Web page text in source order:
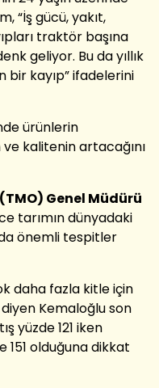
“İş gücü, yakıt,
traktör başına
geliyor. Bu da yıllık
bir kayıp” ifadelerini
ürünlerin
kalitenin artacağını
Genel Müdürü
tarımın dünyadaki
önemli tespitler
daha fazla kitle için
Kemaloğlu son
yüzde 121 iken
151 olduğuna dikkat